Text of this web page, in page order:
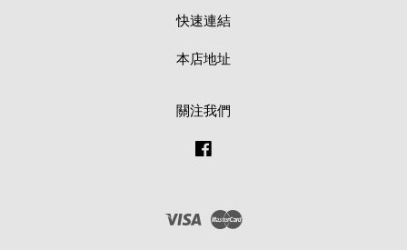
快速連結
本店地址
關注我們
Visa